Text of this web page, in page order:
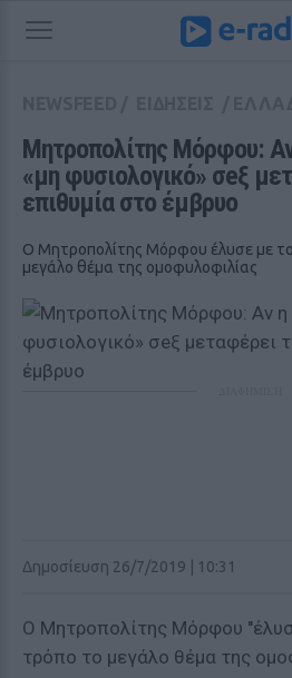
Μητροπολίτης Μόρφου: Αν
«μη φυσιολογικό» σeξ
επιθυμία στο έμβρυο
O Μητροπολίτης Μόρφου έλυσε με
μεγάλο θέμα της ομοφυλοφιλίας
Δημοσίευση 26/7/2019 | 10:31
O Μητροπολίτης Μόρφου
τρόπο το μεγάλο θέμα της